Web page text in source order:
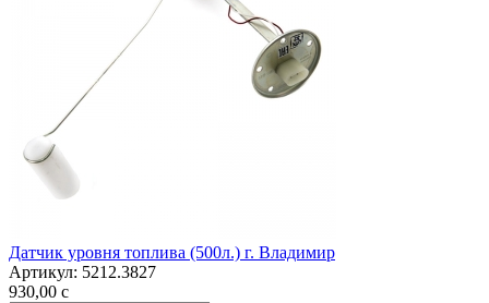
Датчик уровня топлива (500л.) г. Владимир
Артикул: 5212.3827
930,00 c